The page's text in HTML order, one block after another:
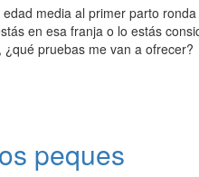
media al primer parto
en esa franja o lo estás
pruebas me van a ofrecer?
peques